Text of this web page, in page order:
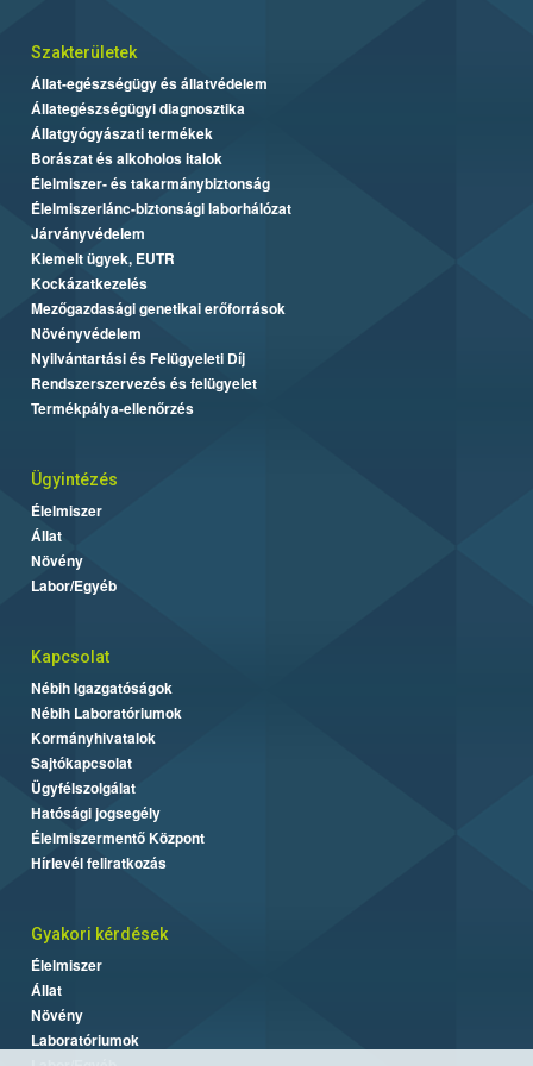
Szakterületek
Állat-egészségügy és állatvédelem
Állategészségügyi diagnosztika
Állatgyógyászati termékek
Borászat és alkoholos italok
Élelmiszer- és takarmánybiztonság
Élelmiszerlánc-biztonsági laborhálózat
Járványvédelem
Kiemelt ügyek, EUTR
Kockázatkezelés
Mezőgazdasági genetikai erőforrások
Növényvédelem
Nyilvántartási és Felügyeleti Díj
Rendszerszervezés és felügyelet
Termékpálya-ellenőrzés
Ügyintézés
Élelmiszer
Állat
Növény
Labor/Egyéb
Kapcsolat
Nébih Igazgatóságok
Nébih Laboratóriumok
Kormányhivatalok
Sajtókapcsolat
Ügyfélszolgálat
Hatósági jogsegély
Élelmiszermentő Központ
Hírlevél feliratkozás
Gyakori kérdések
Élelmiszer
Állat
Növény
Laboratóriumok